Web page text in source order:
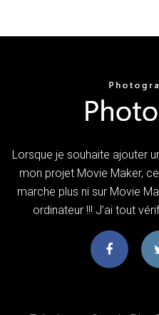
Lorsque je souhaite ajouter
mon projet Movie Maker,
marche plus ni sur Movie
ordinateur !!! J’ai tout